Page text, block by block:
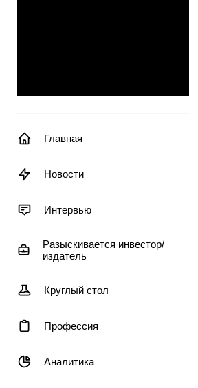
Главная
Новости
Интервью
Разыскивается инвестор/
издатель
Круглый стол
Профессия
Аналитика